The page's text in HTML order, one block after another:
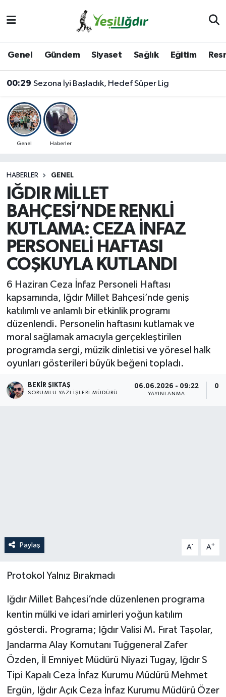
Genel Gündem Siyaset Sağlık Eğitim
00:29 Sezona İyi Başladık, Hedef Süper Lig
Genel Haberler
HABERLER GENEL
IĞDIR MİLLET
BAHÇESİ’NDE RENKLİ
KUTLAMA: CEZA İNFAZ
PERSONELİ HAFTASI
COŞKUYLA KUTLANDI
6 Haziran Ceza İnfaz Personeli Haftası
kapsamında, Iğdır Millet Bahçesi’nde geniş
katılımlı ve anlamlı bir etkinlik programı
düzenlendi. Personelin haftasını kutlamak ve
moral sağlamak amacıyla gerçekleştirilen
programda sergi, müzik dinletisi ve yöresel halk
oyunları gösterileri büyük beğeni topladı.
BEKIR ŞIKTAŞ
SORUMLU YAZI İŞLERI MÜDÜRÜ
06.06.2026 - 09:22
YAYINLANMA
Paylaş A- A+
Protokol Yalnız Bırakmadı
Iğdır Millet Bahçesi’nde düzenlenen programa
kentin mülki ve idari amirleri yoğun katılım
gösterdi. Programa; Iğdır Valisi M. Fırat Taşolar,
Jandarma Alay Komutanı Tuğgeneral Zafer
Özden, İl Emniyet Müdürü Niyazi Tugay, Iğdır S
Tipi Kapalı Ceza İnfaz Kurumu Müdürü Mehmet
Ergün, Iğdır Açık Ceza İnfaz Kurumu Müdürü Özer
İğdir Namaz Vakitleri
Iğdır Trafik Yoğunluk Haritası
Süper Lig Puan Durumu ve Fikstür
Son Dakika Haberleri
Haber Arşivi